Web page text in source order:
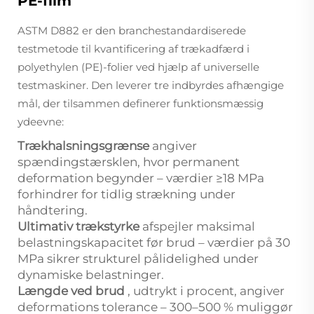
ASTM D882 er den branchestandardiserede
testmetode til kvantificering af trækadfærd i
polyethylen (PE)-folier ved hjælp af universelle
testmaskiner. Den leverer tre indbyrdes afhængige
mål, der tilsammen definerer funktionsmæssig
ydeevne:
Trækhalsningsgrænse angiver
spændingstærsklen, hvor permanent
deformation begynder – værdier ≥18 MPa
forhindrer for tidlig strækning under
håndtering.
Ultimativ trækstyrke afspejler maksimal
belastningskapacitet før brud – værdier på 30
MPa sikrer strukturel pålidelighed under
dynamiske belastninger.
Længde ved brud , udtrykt i procent, angiver
deformations tolerance – 300–500 % muliggør